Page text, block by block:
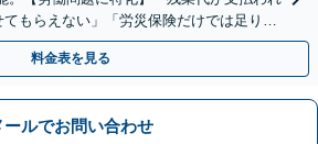
もらえない」「労災保険だけでは足りな
ど労働問題はお任せを。
料金表を見る
ールでお問い合わせ